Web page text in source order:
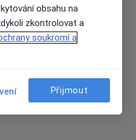
obsahu na
zkontrolovat a
soukromí a
Přijmout